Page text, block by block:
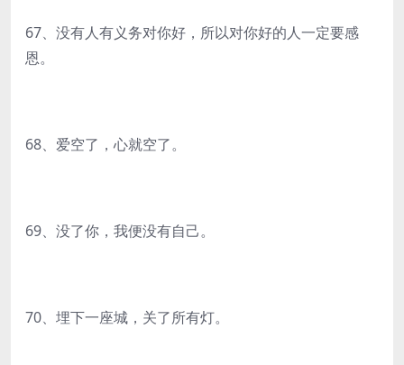
67、没有人有义务对你好，所以对你好的人一定要感
恩。
68、爱空了，心就空了。
69、没了你，我便没有自己。
70、埋下一座城，关了所有灯。